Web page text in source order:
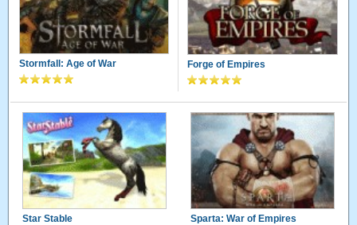
Stormfall: Age of War Forge of Empires
Star Stable Sparta: War of Empires